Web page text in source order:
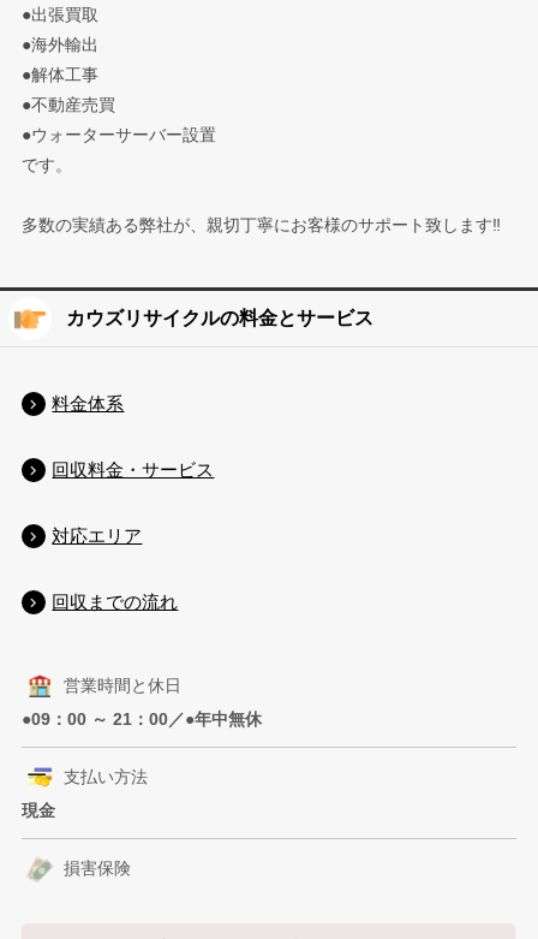
●出張買取
●海外輸出
●解体工事
●不動産売買
●ウォーターサーバー設置
です。
多数の実績ある弊社が、親切丁寧にお客様のサポート致します‼︎
カウズリサイクルの料金とサービス
料金体系
回収料金・サービス
対応エリア
回収までの流れ
営業時間と休日
●09：00 ～ 21：00／●年中無休
支払い方法
現金
損害保険